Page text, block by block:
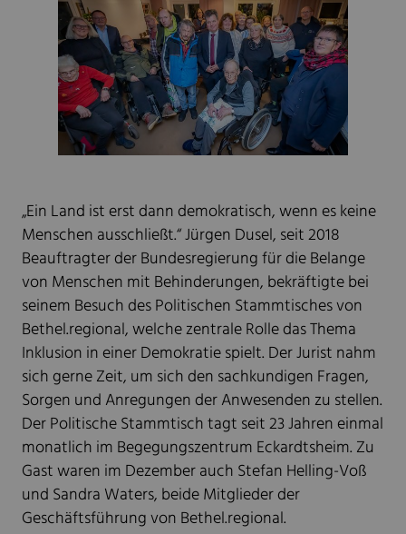
„Ein Land ist erst dann demokratisch, wenn es keine
Menschen ausschließt.“ Jürgen Dusel, seit 2018
Beauftragter der Bundesregierung für die Belange
von Menschen mit Behinderungen, bekräftigte bei
seinem Besuch des Politischen Stammtisches von
Bethel.regional, welche zentrale Rolle das Thema
Inklusion in einer Demokratie spielt. Der Jurist nahm
sich gerne Zeit, um sich den sachkundigen Fragen,
Sorgen und Anregungen der Anwesenden zu stellen.
Der Politische Stammtisch tagt seit 23 Jahren einmal
monatlich im Begegungszentrum Eckardtsheim. Zu
Gast waren im Dezember auch Stefan Helling-Voß
und Sandra Waters, beide Mitglieder der
Geschäftsführung von Bethel.regional.